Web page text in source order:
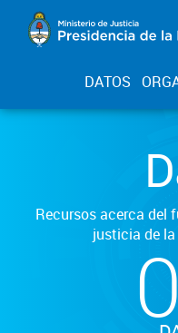
DATOS
Recursos acerca del
justicia de